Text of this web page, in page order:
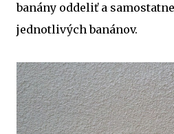
banány oddeliť a
jednotlivých banánov.